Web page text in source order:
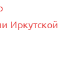
Иркутской